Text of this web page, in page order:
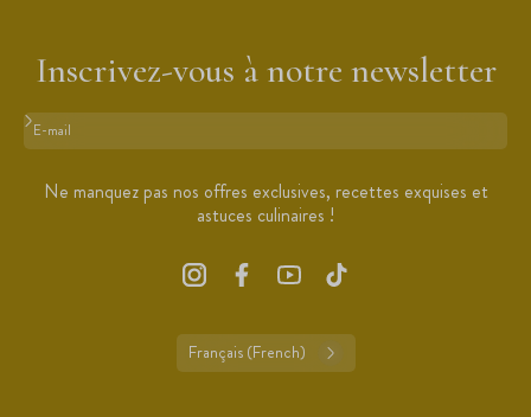
Inscrivez-vous à notre newsletter
Format : adresse@email.com
Ne manquez pas nos offres exclusives, recettes exquises et
astuces culinaires !
Français (French)